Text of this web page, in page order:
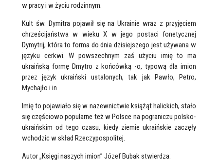
w pracy i w życiu rodzinnym.
Kult św. Dymitra pojawił się na Ukrainie wraz z przyjęciem
chrześcijaństwa w wieku X w jego postaci fonetycznej
Dymytrij, która to forma do dnia dzisiejszego jest używana w
języku cerkwi. W powszechnym zaś użyciu imię to ma
ukraińską formę Dmytro z końcówką -o, typową dla imion
przez język ukraiński ustalonych, tak jak Pawło, Petro,
Mychajło i in.
Imię to pojawiało się w nazewnictwie książąt halickich, stało
się częściowo popularne też w Polsce na pograniczu polsko-
ukraińskim od tego czasu, kiedy ziemie ukraińskie zaczęły
wchodzic w skład Rzeczypospolitej.
Autor „Księgi naszych imion” Józef Bubak stwierdza: